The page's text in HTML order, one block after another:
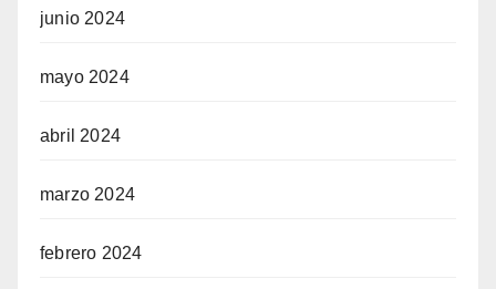
junio 2024
mayo 2024
abril 2024
marzo 2024
febrero 2024